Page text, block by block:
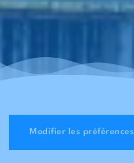
Modifier les préférences